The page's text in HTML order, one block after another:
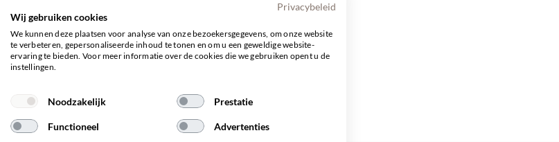
Privacybeleid
Wij gebruiken cookies
We kunnen deze plaatsen voor analyse van onze bezoekersgegevens, om onze website
te verbeteren, gepersonaliseerde inhoud te tonen en om u een geweldige website-
ervaring te bieden. Voor meer informatie over de cookies die we gebruiken opent u de
instellingen.
Noodzakelijk Prestatie
Functioneel Advertenties